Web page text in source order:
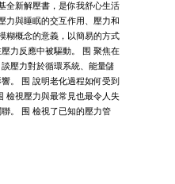
全新解壓書，是你我舒心生活
力與睡眠的交互作用、壓力和
糊概念的意義，以簡易的方式
力反應中被驅動。 围 聚焦在
壓力對於循環系統、能量儲
。 围 說明老化過程如何受到
檢視壓力與最常見也最令人失
。 围 檢視了已知的壓力管